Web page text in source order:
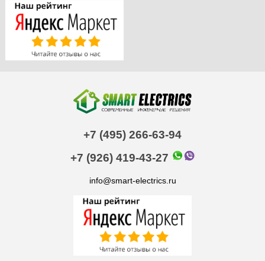
+7 (495) 266-63-94
+7 (926) 419-43-27
info@smart-electrics.ru